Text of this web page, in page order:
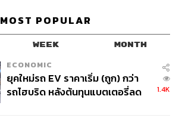
MOST POPULAR
WEEK MONTH
ECONOMIC
ยุคใหม่รถ EV ราคาเริ่ม (ถูก) กว่า
รถไฮบริด หลังต้นทุนแบตเตอรี่ลด
1.4K